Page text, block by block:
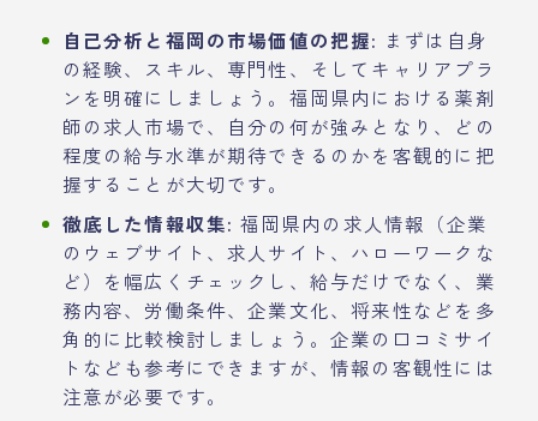
自己分析と福岡の市場価値の把握: まずは自身
の経験、スキル、専門性、そしてキャリアプラ
ンを明確にしましょう。福岡県内における薬剤
師の求人市場で、自分の何が強みとなり、どの
程度の給与水準が期待できるのかを客観的に把
握することが大切です。
徹底した情報収集: 福岡県内の求人情報（企業
のウェブサイト、求人サイト、ハローワークな
ど）を幅広くチェックし、給与だけでなく、業
務内容、労働条件、企業文化、将来性などを多
角的に比較検討しましょう。企業の口コミサイ
トなども参考にできますが、情報の客観性には
注意が必要です。